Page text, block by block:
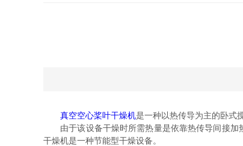
真空空心桨叶干燥机是一种以热传导为主的卧式
由于该设备干燥时所需热量是依靠热传导间接加
干燥机是一种节能型干燥设备。